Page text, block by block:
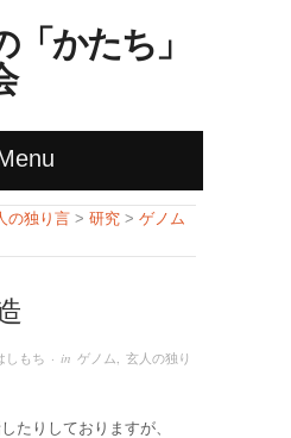
かたち」
の独り言 > 研究 > ゲノム
しもち · in ゲノム, 玄人の独り
たりしておりますが、